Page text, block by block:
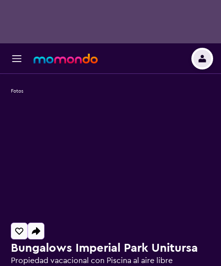
Bungalows Imperial Park Unitursa
Propiedad vacacional con Piscina al aire libre
Fotos